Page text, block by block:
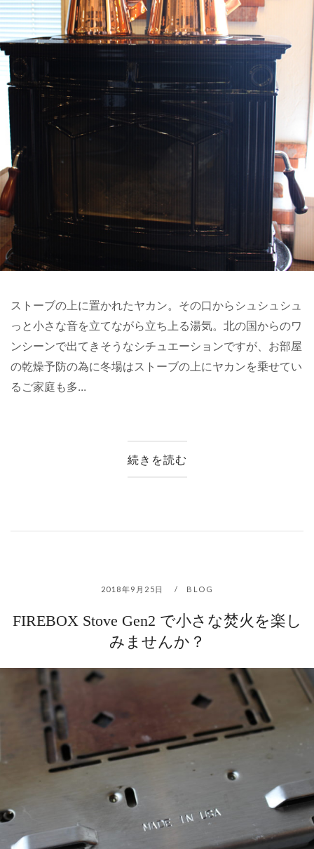
ストーブの上に置かれたヤカン。その口からシュシュシュ
っと小さな音を立てながら立ち上る湯気。北の国からのワ
ンシーンで出てきそうなシチュエーションですが、お部屋
の乾燥予防の為に冬場はストーブの上にヤカンを乗せてい
るご家庭も多...
続きを読む
2018年9月25日 BLOG
FIREBOX Stove Gen2 で小さな焚火を楽し
みませんか？